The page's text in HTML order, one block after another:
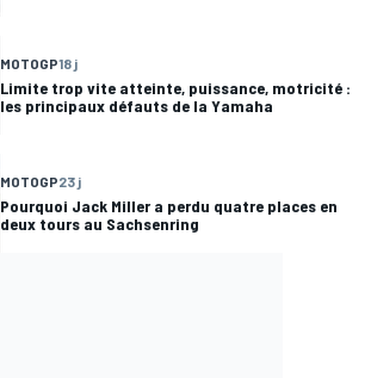
MOTOGP18 j
Limite trop vite atteinte, puissance, motricité :
les principaux défauts de la Yamaha
MOTOGP23 j
Pourquoi Jack Miller a perdu quatre places en
deux tours au Sachsenring